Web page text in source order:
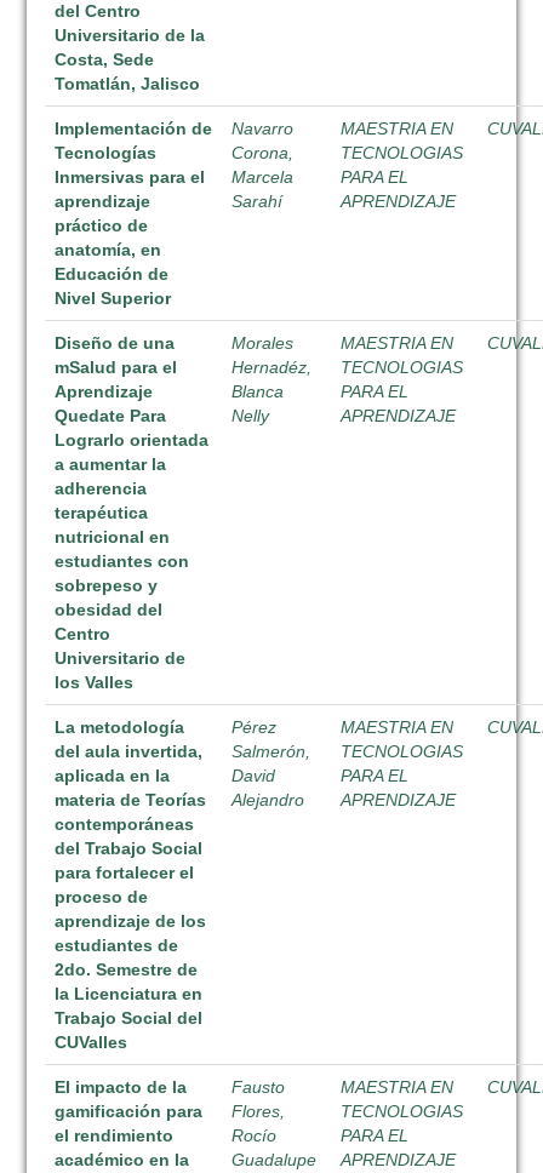
del Centro
Universitario de la
Costa, Sede
Tomatlán, Jalisco
Implementación de
Tecnologías
Inmersivas para el
aprendizaje
práctico de
anatomía, en
Educación de
Nivel Superior
Navarro
Corona,
Marcela
Sarahí
MAESTRIA EN
TECNOLOGIAS
PARA EL
APRENDIZAJE
Diseño de una
mSalud para el
Aprendizaje
Quedate Para
Lograrlo orientada
a aumentar la
adherencia
terapéutica
nutricional en
estudiantes con
sobrepeso y
obesidad del
Centro
Universitario de
los Valles
Morales
Hernadéz,
Blanca
Nelly
MAESTRIA EN
TECNOLOGIAS
PARA EL
APRENDIZAJE
La metodología
del aula invertida,
aplicada en la
materia de Teorías
contemporáneas
del Trabajo Social
para fortalecer el
proceso de
aprendizaje de los
estudiantes de
2do. Semestre de
la Licenciatura en
Trabajo Social del
CUValles
Pérez
Salmerón,
David
Alejandro
MAESTRIA EN
TECNOLOGIAS
PARA EL
APRENDIZAJE
El impacto de la
gamificación para
el rendimiento
académico en la
Fausto
Flores,
Rocío
Guadalupe
MAESTRIA EN
TECNOLOGIAS
PARA EL
APRENDIZAJE